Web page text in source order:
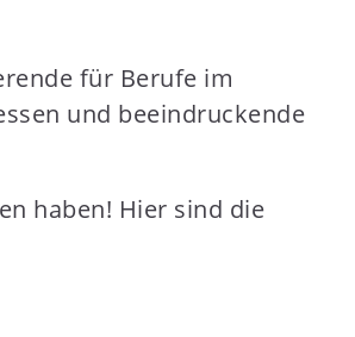
für Berufe im
und beeindruckende
haben! Hier sind die